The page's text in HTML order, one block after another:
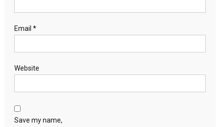
Email *
Website
Save my name,